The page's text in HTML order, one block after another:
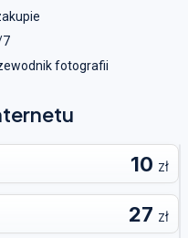
7
fotografii
10 zł
27 zł